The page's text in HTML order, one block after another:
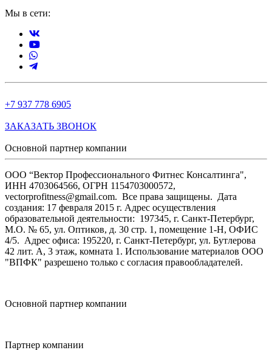
Мы в сети:
+7 937 778 6905
ЗАКАЗАТЬ ЗВОНОК
Основной партнер компании
ООО “Вектор Профессионального Фитнес Консалтинга",
ИНН 4703064566, ОГРН 1154703000572,
vectorprofitness@gmail.com. Все права защищены. Дата
создания: 17 февраля 2015 г. Адрес осуществления
образовательной деятельности: 197345, г. Санкт-Петербург,
М.О. № 65, ул. Оптиков, д. 30 стр. 1, помещение 1-Н, ОФИС
4/5. Адрес офиса: 195220, г. Санкт-Петербург, ул. Бутлерова
42 лит. А, 3 этаж, комната 1. Использование материалов ООО
"ВПФК" разрешено только с согласия правообладателей.
Основной партнер компании
Партнер компании